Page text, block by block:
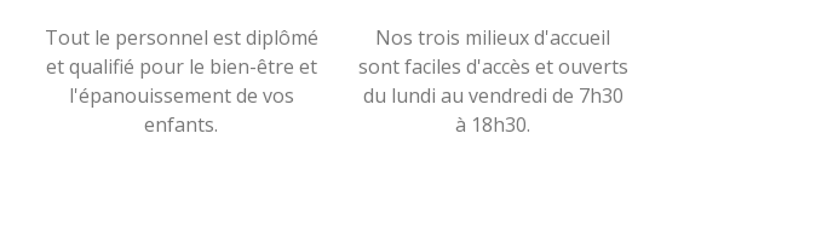
Tout le personnel est diplômé
et qualifié pour le bien-être et
l'épanouissement de vos
enfants.
Nos trois milieux d'accueil
sont faciles d'accès et ouverts
du lundi au vendredi de 7h30
à 18h30.